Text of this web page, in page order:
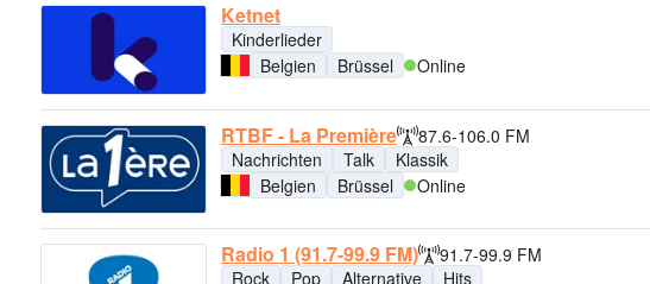
Ketnet
Kinderlieder
Belgien
Brüssel Online
RTBF - La Première
87.6-106.0 FM
Nachrichten
Talk
Klassik
Belgien
Brüssel Online
Radio 1 (91.7-99.9 FM)
91.7-99.9 FM
Rock
Pop Alternative Hits